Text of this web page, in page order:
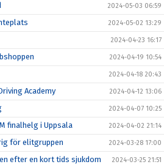
2024-05-03 06:59
2024-05-02 13:29
2024-04-23 16:17
2024-04-19 10:54
2024-04-18 20:43
Academy 2024-04-12 13:06
2024-04-07 10:25
finalhelg i Uppsala 2024-04-02 21:14
för elitgruppen 2024-03-28 17:00
efter en kort tids sjukdom 2024-03-25 21:51